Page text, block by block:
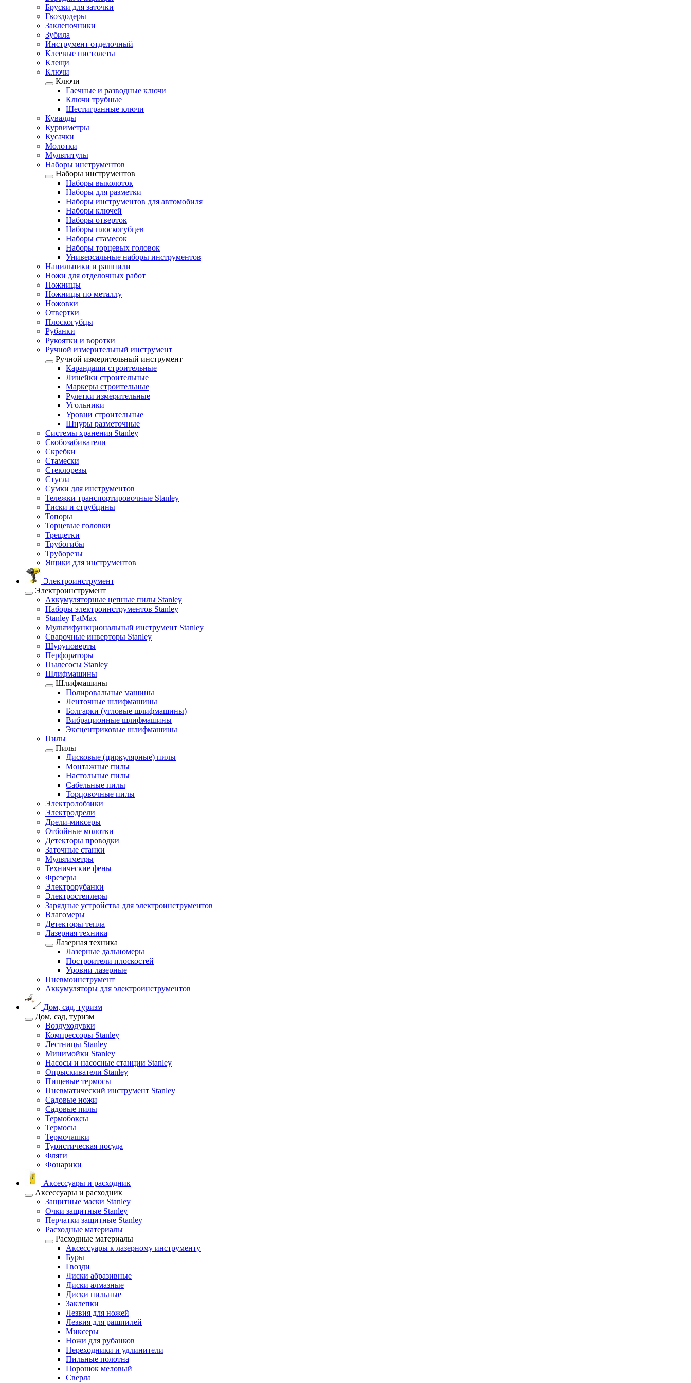
Бруски для заточки
Гвоздодеры
Заклепочники
Зубила
Инструмент отделочный
Клеевые пистолеты
Клещи
Ключи
Ключи
Гаечные и разводные ключи
Ключи трубные
Шестигранные ключи
Кувалды
Курвиметры
Кусачки
Молотки
Мультитулы
Наборы инструментов
Наборы инструментов
Наборы выколоток
Наборы для разметки
Наборы инструментов для автомобиля
Наборы ключей
Наборы отверток
Наборы плоскогубцев
Наборы стамесок
Наборы торцевых головок
Универсальные наборы инструментов
Напильники и рашпили
Ножи для отделочных работ
Ножницы
Ножницы по металлу
Ножовки
Отвертки
Плоскогубцы
Рубанки
Рукоятки и воротки
Ручной измерительный инструмент
Ручной измерительный инструмент
Карандаши строительные
Линейки строительные
Маркеры строительные
Рулетки измерительные
Угольники
Уровни строительные
Шнуры разметочные
Системы хранения Stanley
Скобозабиватели
Скребки
Стамески
Стеклорезы
Стусла
Сумки для инструментов
Тележки транспортировочные Stanley
Тиски и струбцины
Топоры
Торцевые головки
Трещетки
Трубогибы
Труборезы
Ящики для инструментов
Электроинструмент
Электроинструмент
Аккумуляторные цепные пилы Stanley
Наборы электроинструментов Stanley
Stanley FatMax
Мультифункциональный инструмент Stanley
Сварочные инверторы Stanley
Шуруповерты
Перфораторы
Пылесосы Stanley
Шлифмашины
Шлифмашины
Полировальные машины
Ленточные шлифмашины
Болгарки (угловые шлифмашины)
Вибрационные шлифмашины
Эксцентриковые шлифмашины
Пилы
Пилы
Дисковые (циркулярные) пилы
Монтажные пилы
Настольные пилы
Сабельные пилы
Торцовочные пилы
Электролобзики
Электродрели
Дрели-миксеры
Отбойные молотки
Детекторы проводки
Заточные станки
Мультиметры
Технические фены
Фрезеры
Электрорубанки
Электростеплеры
Зарядные устройства для электроинструментов
Влагомеры
Детекторы тепла
Лазерная техника
Лазерная техника
Лазерные дальномеры
Построители плоскостей
Уровни лазерные
Пневмоинструмент
Аккумуляторы для электроинструментов
Дом, сад, туризм
Дом, сад, туризм
Воздуходувки
Компрессоры Stanley
Лестницы Stanley
Минимойки Stanley
Насосы и насосные станции Stanley
Опрыскиватели Stanley
Пищевые термосы
Пневматический инструмент Stanley
Садовые ножи
Садовые пилы
Термобоксы
Термосы
Термочашки
Туристическая посуда
Фляги
Фонарики
Аксессуары и расходник
Аксессуары и расходник
Защитные маски Stanley
Очки защитные Stanley
Перчатки защитные Stanley
Расходные материалы
Расходные материалы
Аксессуары к лазерному инструменту
Буры
Гвозди
Диски абразивные
Диски алмазные
Диски пильные
Заклепки
Лезвия для ножей
Лезвия для рашпилей
Миксеры
Ножи для рубанков
Переходники и удлинители
Пильные полотна
Порошок меловый
Сверла